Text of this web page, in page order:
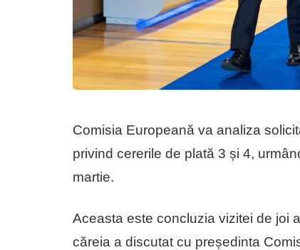
Comisia Europeană va analiza
privind cererile de plată 3 și 4,
martie.
Aceasta este concluzia vizitei de joi
căreia a discutat cu președinta